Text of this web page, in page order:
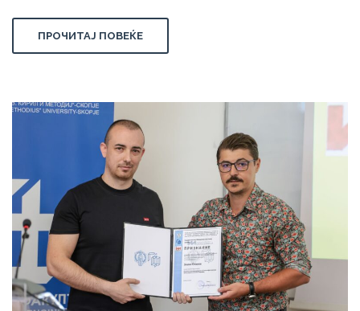
ПРОЧИТАЈ ПОВЕЌЕ